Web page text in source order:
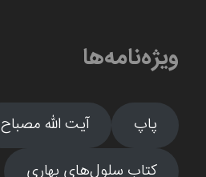
ویژه‌نامه‌ها
پاپ
آیت الله مصباح
کتاب سلول‌های بهاری